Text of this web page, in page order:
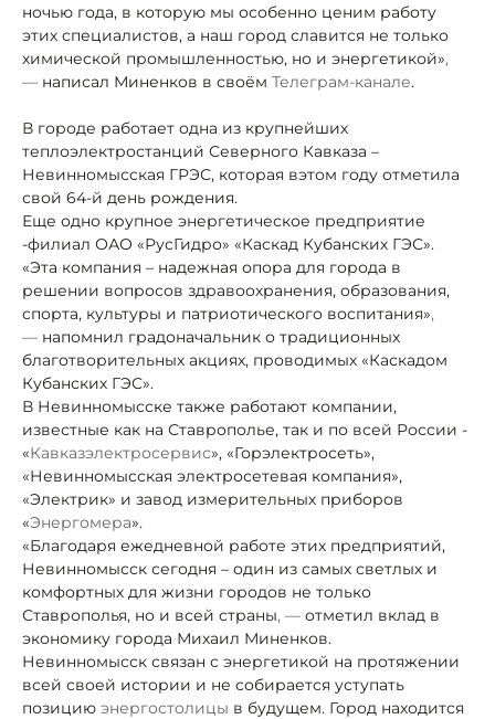
ночью года, в которую мы особенно ценим работу
этих специалистов, а наш город славится не только
химической промышленностью, но и энергетикой»,
— написал Миненков в своём Телеграм-канале.
В городе работает одна из крупнейших
теплоэлектростанций Северного Кавказа –
Невинномысская ГРЭС, которая вэтом году отметила
свой 64-й день рождения.
Еще одно крупное энергетическое предприятие
-филиал ОАО «РусГидро» «Каскад Кубанских ГЭС».
«Эта компания – надежная опора для города в
решении вопросов здравоохранения, образования,
спорта, культуры и патриотического воспитания»,
— напомнил градоначальник о традиционных
благотворительных акциях, проводимых «Каскадом
Кубанских ГЭС».
В Невинномысске также работают компании,
известные как на Ставрополье, так и по всей России -
«Кавказэлектросервис», «Горэлектросеть»,
«Невинномысская электросетевая компания»,
«Электрик» и завод измерительных приборов
«Энергомера».
«Благодаря ежедневной работе этих предприятий,
Невинномысск сегодня – один из самых светлых и
комфортных для жизни городов не только
Ставрополья, но и всей страны, — отметил вклад в
экономику города Михаил Миненков.
Невинномысск связан с энергетикой на протяжении
всей своей истории и не собирается уступать
позицию энергостолицы в будущем. Город находится